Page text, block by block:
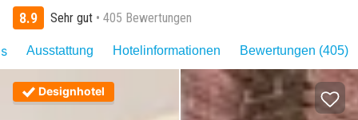
8.9 Sehr gut 405 Bewertungen
Ausstattung Hotelinformationen Bewertungen (405)
Designhotel